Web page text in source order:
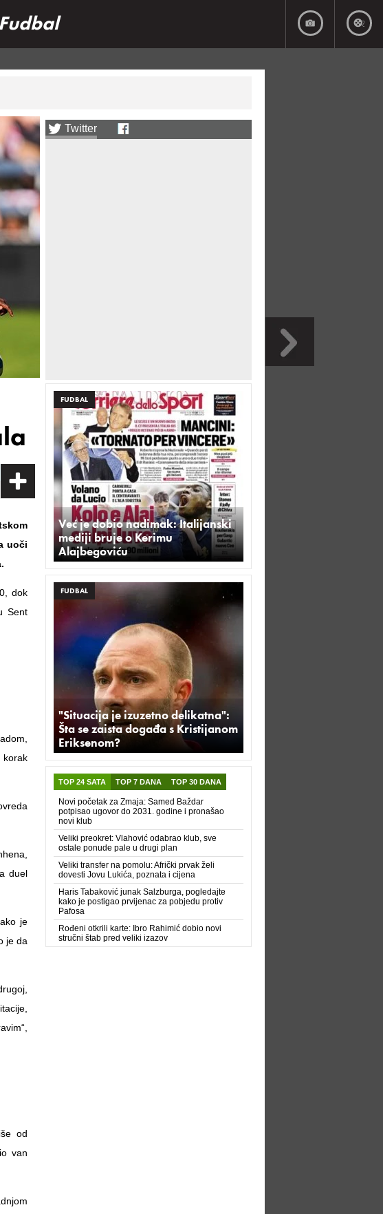
Fudbal
uoči
dok
Sent
korak
duel
je
je da
od
van
Twitter
FUDBAL
Već je dobio nadimak: Italijanski
mediji bruje o Kerimu
Alajbegoviću
FUDBAL
"Situacija je izuzetno delikatna":
Šta se zaista događa s Kristijanom
Eriksenom?
TOP 24 SATA TOP 7 DANA TOP 30 DANA
Novi početak za Zmaja: Samed Baždar
potpisao ugovor do 2031. godine i pronašao
novi klub
Veliki preokret: Vlahović odabrao klub, sve
ostale ponude pale u drugi plan
Veliki transfer na pomolu: Afrički prvak želi
dovesti Jovu Lukića, poznata i cijena
Haris Tabaković junak Salzburga, pogledajte
kako je postigao prvijenac za pobjedu protiv
Pafosa
Rođeni otkrili karte: Ibro Rahimić dobio novi
stručni štab pred veliki izazov